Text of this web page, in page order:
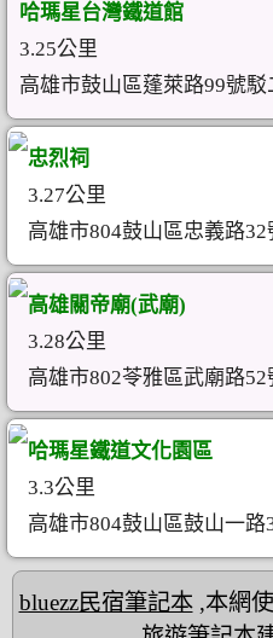
哈瑪星台灣鐵道館
3.25公里
高雄市鼓山區蓬萊路99號
忠烈祠
3.27公里
高雄市804鼓山區忠義路32
高雄關帝廟(武廟)
3.28公里
高雄市802苓雅區武廟路52
哈瑪星鐵道文化園區
3.3公里
高雄市804鼓山區鼓山一路
bluezz民宿筆記本,本網